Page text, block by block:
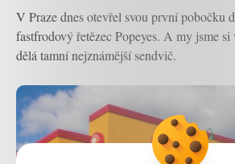
V Praze dnes otevřel svou první pobočku
fastfrodový řetězec Popeyes. A my jsme
dělá tamní nejznámější sendvič.